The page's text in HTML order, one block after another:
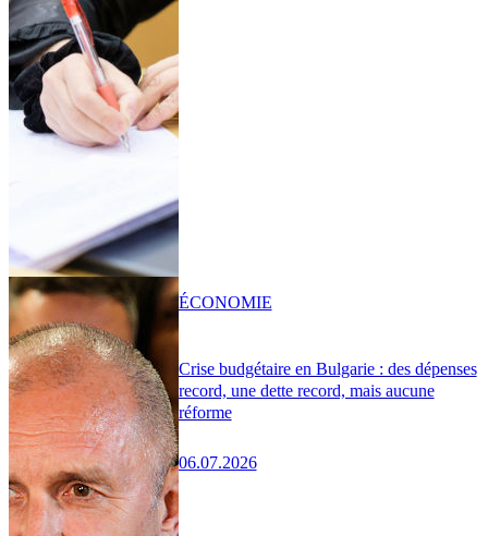
Crise budgétaire en Bulgarie : des dépenses
record, une dette record, mais aucune
réforme
06.07.2026
ÉCONOMIE